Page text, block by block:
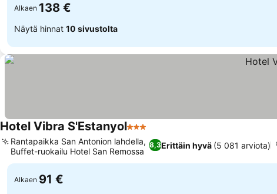
Alkaen 138 €
Näytä hinnat 10 sivustolta
Hotel Vibra S'Estanyol3 Tähtiluokitus
8,3Erittäin hyvä (5 081 arviota)
Rantapaikka San Antonion lahdella,
Buffet-ruokailu Hotel San Remossa
Alkaen 91 €